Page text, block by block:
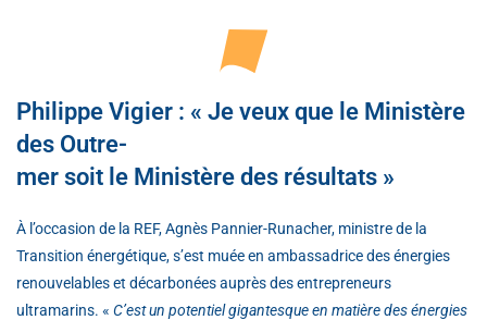
Philippe Vigier : « Je veux que le Ministère
des Outre-
mer soit le Ministère des résultats »
À l’occasion de la REF, Agnès Pannier-Runacher, ministre de la
Transition énergétique, s’est muée en ambassadrice des énergies
renouvelables et décarbonées auprès des entrepreneurs
ultramarins. « C’est un potentiel gigantesque en matière des énergies